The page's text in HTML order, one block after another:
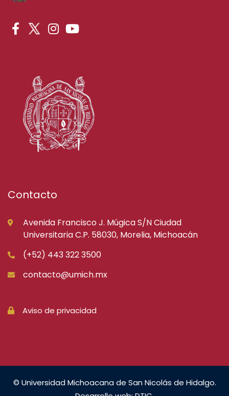
Contacto
Avenida Francisco J. Múgica S/N Ciudad
Universitaria C.P. 58030, Morelia, Michoacán
(+52) 443 322 3500
contacto@umich.mx
Aviso de privacidad
© Universidad Michoacana de San Nicolás de Hidalgo.